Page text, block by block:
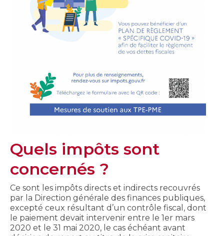
Quels impôts sont
concernés ?
Ce sont les impôts directs et indirects recouvrés
par la Direction générale des finances publiques,
excepté ceux résultant d’un contrôle fiscal, dont
le paiement devait intervenir entre le 1er mars
2020 et le 31 mai 2020, le cas échéant avant